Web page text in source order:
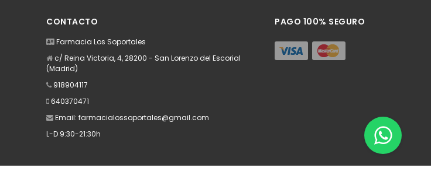
CONTACTO
Farmacia Los Soportales
c/ Reina Victoria, 4, 28200 - San Lorenzo del Escorial
(Madrid)
918904117
640370471
Email: farmacialossoportales@gmail.com
L-D 9:30-21:30h
PAGO 100% SEGURO